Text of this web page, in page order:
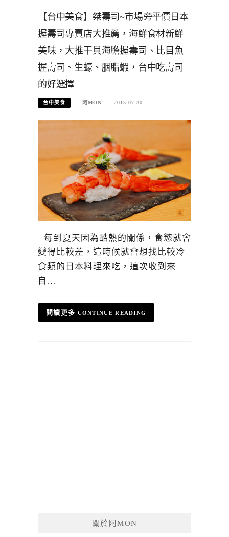
【台中美食】桀壽司~市場旁平價日本
握壽司專賣店大推薦，海鮮食材新鮮
美味，大推干貝海膽握壽司、比目魚
握壽司、生蠔、胭脂蝦，台中吃壽司
的好選擇
台中美食 阿MON 2015-07-30
每到夏天因為酷熱的關係，食慾就會
變得比較差，這時候就會想找比較冷
食類的日本料理來吃，這次收到來
自…
CONTINUE READING
關於阿MON